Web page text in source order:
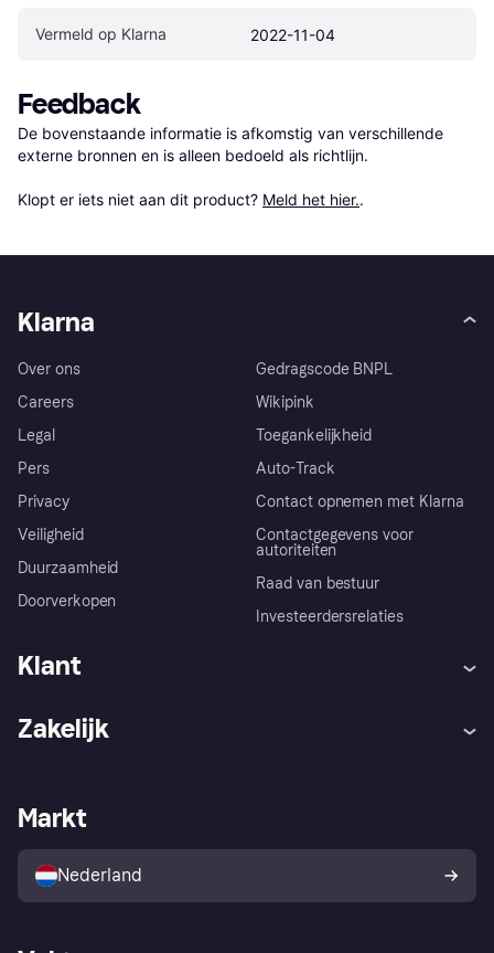
Vermeld op Klarna 2022-11-04
Feedback
De bovenstaande informatie is afkomstig van verschillende
externe bronnen en is alleen bedoeld als richtlijn.
Klopt er iets niet aan dit product? Meld het hier..
Klarna
Over ons
Careers
Legal
Pers
Privacy
Veiligheid
Duurzaamheid
Doorverkopen
Gedragscode BNPL
Wikipink
Toegankelijkheid
Auto-Track
Contact opnemen met Klarna
Contactgegevens voor
autoriteiten
Raad van bestuur
Investeerdersrelaties
Klant
Winkeloverzicht
Kopersbescherming voor
consumenten
Zakelijk
Zakelijke login
Markt
Nederland